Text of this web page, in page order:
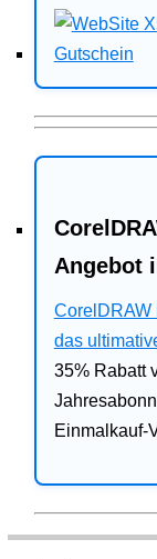
Angebot
CorelDRAW
das
35% Rabatt
Einmalkauf-